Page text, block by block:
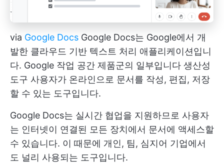
via Google Docs Google Docs는 Google에서 개
발한 클라우드 기반 텍스트 처리 애플리케이션입니
다. Google 작업 공간 제품군의 일부입니다 생산성
도구 사용자가 온라인으로 문서를 작성, 편집, 저장
할 수 있는 도구입니다.
Google Docs는 실시간 협업을 지원하므로 사용자
는 인터넷이 연결된 모든 장치에서 문서에 액세스할
수 있습니다. 이 때문에 개인, 팀, 심지어 기업에서
도 널리 사용되는 도구입니다.